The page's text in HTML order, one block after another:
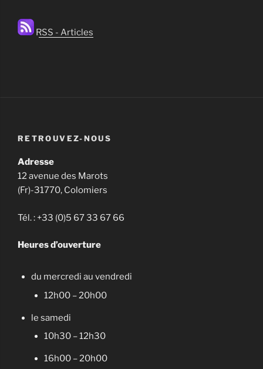
RSS - Articles
RETROUVEZ-NOUS
Adresse
12 avenue des Marots
(Fr)-31770, Colomiers
Tél. : +33 (0)5 67 33 67 66
Heures d’ouverture
du mercredi au vendredi
12h00 – 20h00
le samedi
10h30 – 12h30
16h00 – 20h00